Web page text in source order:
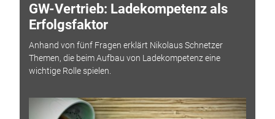
GW-Vertrieb: Ladekompetenz als
Erfolgsfaktor
Anhand von fünf Fragen erklärt Nikolaus Schnetzer
Themen, die beim Aufbau von Ladekompetenz eine
wichtige Rolle spielen.